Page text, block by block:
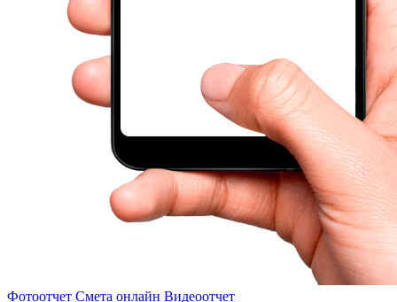
Фотоотчет Смета онлайн Видеоотчет